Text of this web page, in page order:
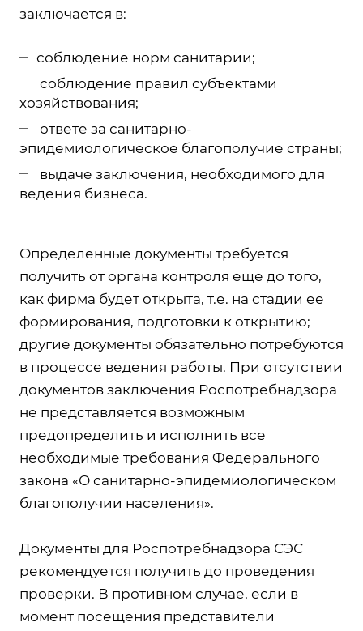
заключается в:
соблюдение норм санитарии;
соблюдение правил субъектами
хозяйствования;
ответе за санитарно-
эпидемиологическое благополучие страны;
выдаче заключения, необходимого для
ведения бизнеса.
Определенные документы требуется
получить от органа контроля еще до того,
как фирма будет открыта, т.е. на стадии ее
формирования, подготовки к открытию;
другие документы обязательно потребуются
в процессе ведения работы. При отсутствии
документов заключения Роспотребнадзора
не представляется возможным
предопределить и исполнить все
необходимые требования Федерального
закона «О санитарно-эпидемиологическом
благополучии населения».
Документы для Роспотребнадзора СЭС
рекомендуется получить до проведения
проверки. В противном случае, если в
момент посещения представители